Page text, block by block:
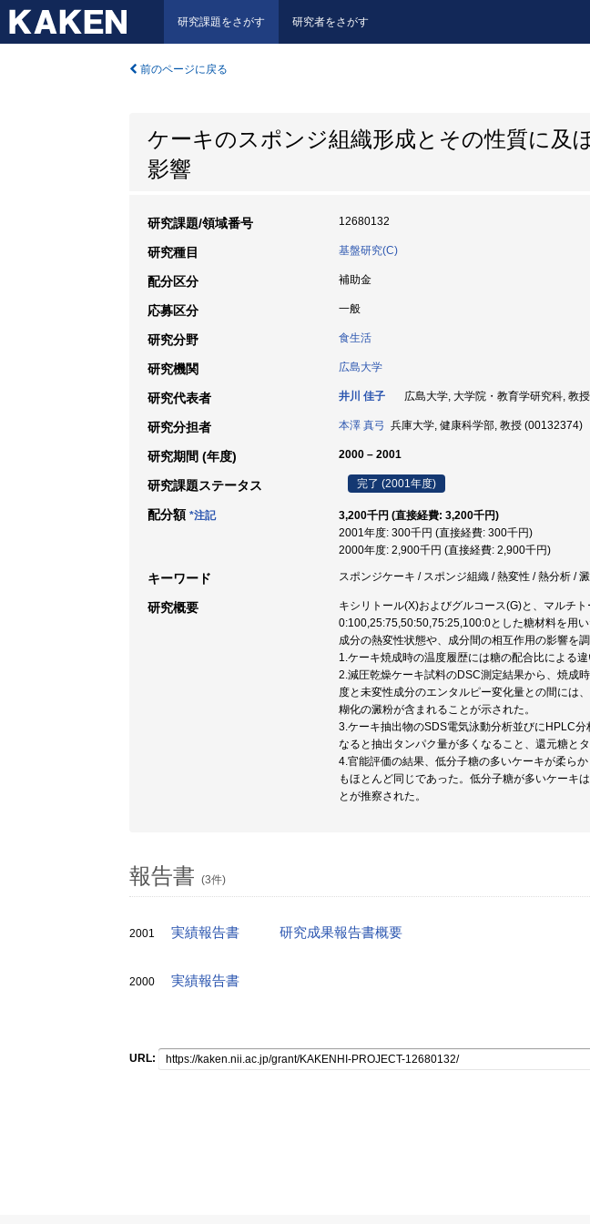
研究課題をさがす 研究者をさがす
前のページに戻る
ケーキのスポンジ組織形成とその性質に及
影響
研究課題/領域番号 12680132
研究種目 基盤研究(C)
配分区分 補助金
応募区分 一般
研究分野 食生活
研究機関 広島大学
研究代表者 井川 佳子 広島大学, 大学院・教育学研究科, 教
研究分担者 本澤 真弓 兵庫大学, 健康科学部, 教授 (00132374)
研究期間 (年度) 2000 – 2001
研究課題ステータス 完了 (2001年度)
配分額 *注記
3,200千円 (直接経費: 3,200千円)
2001年度: 300千円 (直接経費: 300千円)
2000年度: 2,900千円 (直接経費: 2,900千円)
キーワード スポンジケーキ / スポンジ組織 / 熱変性 / 熱分析 /
研究概要
キシリトール(X)およびグルコース(G)と、マルチ
0:100,25:75,50:50,75:25,100:0とした糖材料を用
成分の熱変性状態や、成分間の相互作用の影響を
1.ケーキ焼成時の温度履歴には糖の配合比による
2.減圧乾燥ケーキ試料のDSC測定結果から、焼成
度と未変性成分のエンタルピー変化量との間には
糊化の澱粉が含まれることが示された。
3.ケーキ抽出物のSDS電気泳動分析並びにHPLC
なると抽出タンパク量が多くなること、還元糖と
4.官能評価の結果、低分子糖の多いケーキが柔ら
もほとんど同じであった。低分子糖が多いケーキ
とが推察された。
報告書 (3件)
2001 実績報告書 研究成果報告書概要
2000 実績報告書
URL: